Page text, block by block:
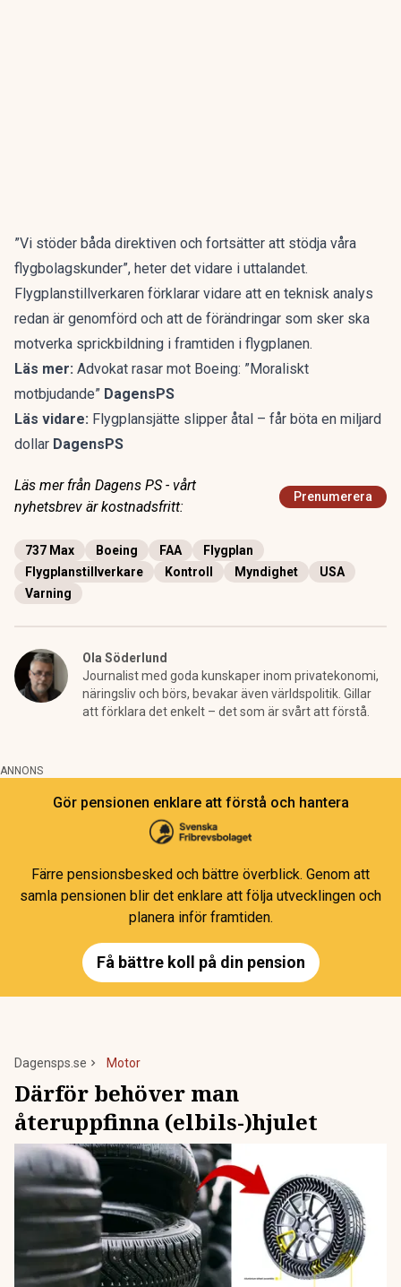
”Vi stöder båda direktiven och fortsätter att stödja våra
flygbolagskunder”, heter det vidare i uttalandet.
Flygplanstillverkaren förklarar vidare att en teknisk analys
redan är genomförd och att de förändringar som sker ska
motverka sprickbildning i framtiden i flygplanen.
Läs mer: Advokat rasar mot Boeing: ”Moraliskt
motbjudande” DagensPS
Läs vidare: Flygplansjätte slipper åtal – får böta en miljard
dollar DagensPS
Läs mer från Dagens PS - vårt
nyhetsbrev är kostnadsfritt:
Prenumerera
737 Max Boeing FAA
Flygplan
Flygplanstillverkare
Kontroll Myndighet
USA
Varning
Ola Söderlund
Journalist med goda kunskaper inom privatekonomi,
näringsliv och börs, bevakar även världspolitik. Gillar
att förklara det enkelt – det som är svårt att förstå.
ANNONS
Gör pensionen enklare att förstå och hantera
Färre pensionsbesked och bättre överblick. Genom att
samla pensionen blir det enklare att följa utvecklingen och
planera inför framtiden.
Få bättre koll på din pension
Dagensps.se Motor
Därför behöver man
återuppfinna (elbils-)hjulet